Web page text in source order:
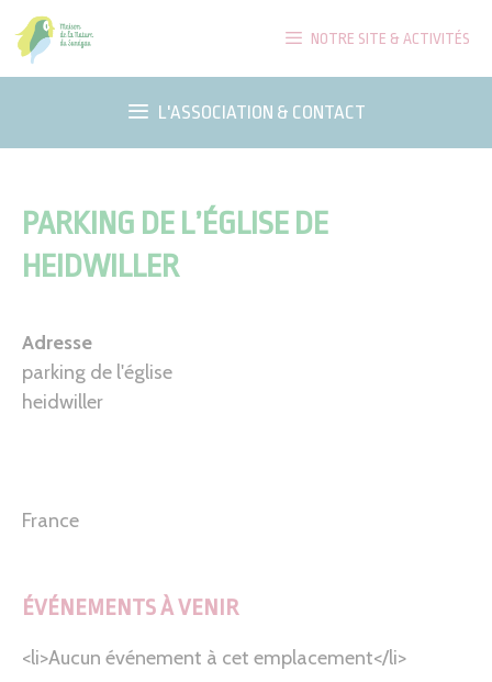
Aller
au
contenu
NOTRE SITE & ACTIVITÉS
L'ASSOCIATION & CONTACT
PARKING DE L’ÉGLISE DE
HEIDWILLER
Adresse
parking de l'église
heidwiller
France
ÉVÉNEMENTS À VENIR
<li>Aucun événement à cet emplacement</li>